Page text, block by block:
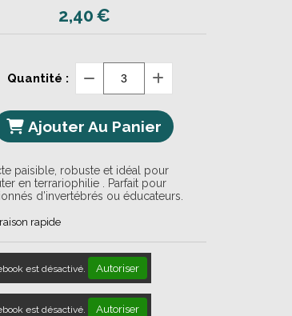
2,40€
Quantité :
Ajouter Au Panier
paisible, robuste et idéal pour
en terrariophilie . Parfait pour
d’invertébrés ou éducateurs.
rapide
est désactivé. Autoriser
est désactivé. Autoriser